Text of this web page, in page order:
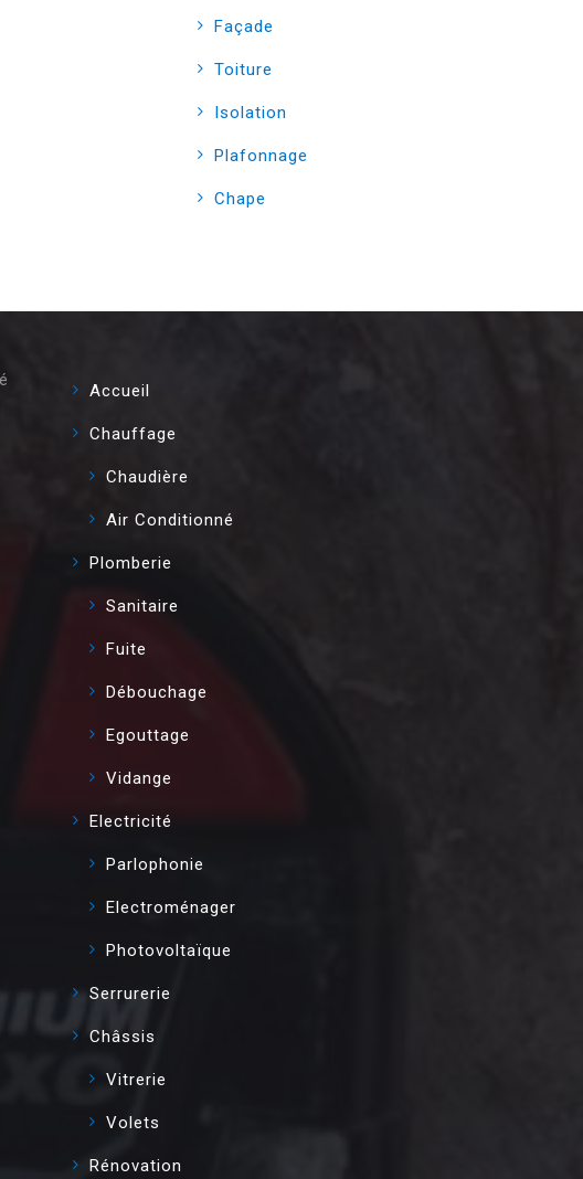
Façade
Toiture
Isolation
Plafonnage
Chape
Accueil
Chauffage
Chaudière
Air Conditionné
Plomberie
Sanitaire
Fuite
Débouchage
Egouttage
Vidange
Electricité
Parlophonie
Electroménager
Photovoltaïque
Serrurerie
Châssis
Vitrerie
Volets
Rénovation